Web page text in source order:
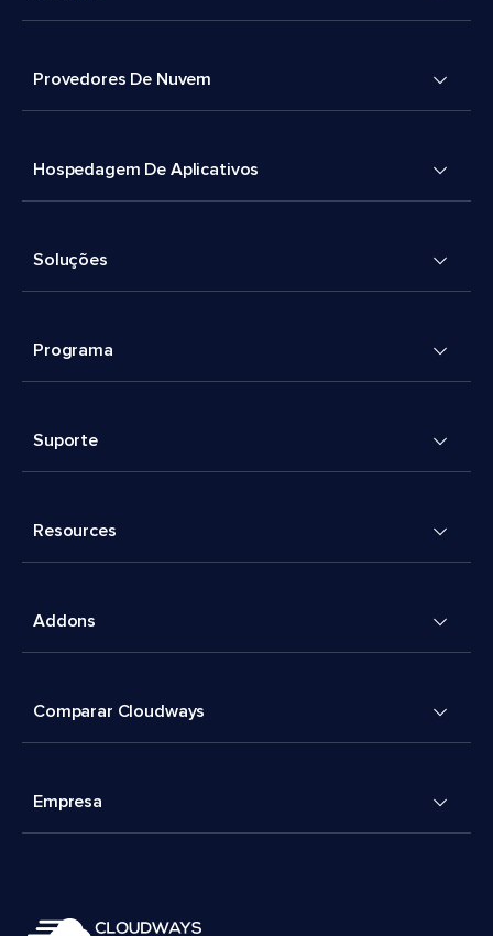
Provedores De Nuvem
Hospedagem De Aplicativos
Soluções
Programa
Suporte
Resources
Addons
Comparar Cloudways
Empresa